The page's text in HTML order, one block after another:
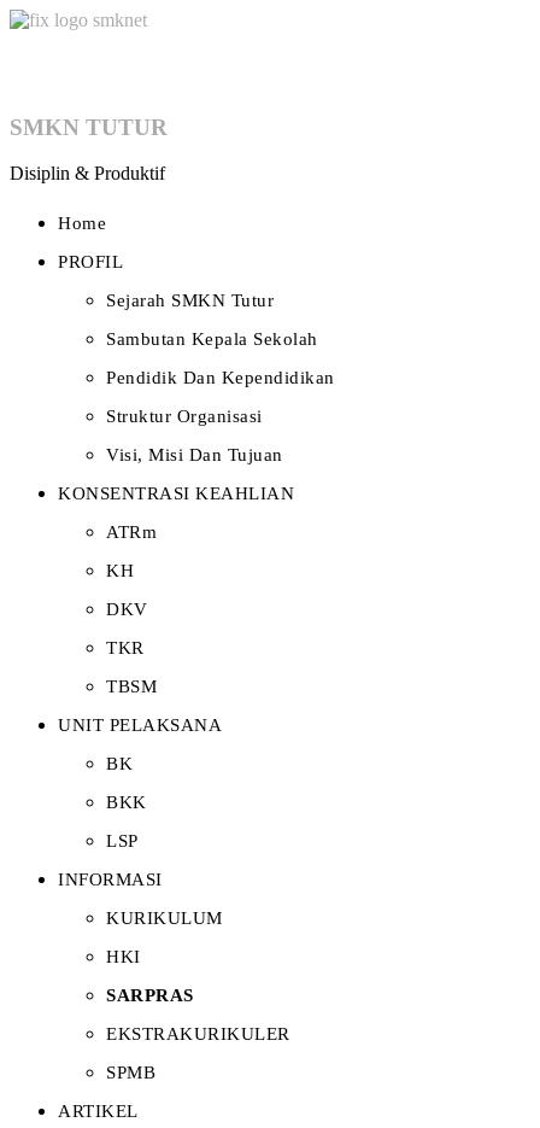
SMKN TUTUR
Disiplin & Produktif
Home
PROFIL
Sejarah SMKN Tutur
Sambutan Kepala Sekolah
Pendidik Dan Kependidikan
Struktur Organisasi
Visi, Misi Dan Tujuan
KONSENTRASI KEAHLIAN
ATRm
KH
DKV
TKR
TBSM
UNIT PELAKSANA
BK
BKK
LSP
INFORMASI
KURIKULUM
HKI
SARPRAS
EKSTRAKURIKULER
SPMB
ARTIKEL